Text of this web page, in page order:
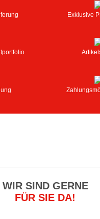
Exklusive
WIR SIND GERNE
FÜR SIE DA!